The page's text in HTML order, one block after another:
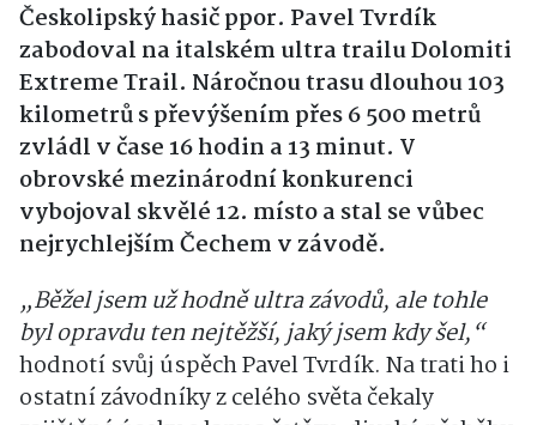
Českolipský hasič ppor. Pavel Tvrdík
zabodoval na italském ultra trailu Dolomiti
Extreme Trail. Náročnou trasu dlouhou 103
kilometrů s převýšením přes 6 500 metrů
zvládl v čase 16 hodin a 13 minut. V
obrovské mezinárodní konkurenci
vybojoval skvělé 12. místo a stal se vůbec
nejrychlejším Čechem v závodě.
„Běžel jsem už hodně ultra závodů, ale tohle
byl opravdu ten nejtěžší, jaký jsem kdy šel,“
hodnotí svůj úspěch Pavel Tvrdík. Na trati ho i
ostatní závodníky z celého světa čekaly